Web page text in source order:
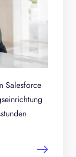
Salesforce